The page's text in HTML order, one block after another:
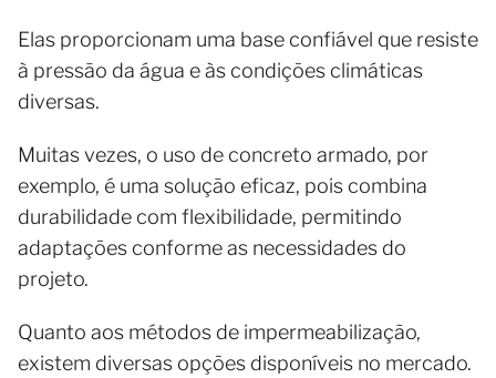
Elas proporcionam uma base confiável que resiste
à pressão da água e às condições climáticas
diversas.
Muitas vezes, o uso de concreto armado, por
exemplo, é uma solução eficaz, pois combina
durabilidade com flexibilidade, permitindo
adaptações conforme as necessidades do
projeto.
Quanto aos métodos de impermeabilização,
existem diversas opções disponíveis no mercado.